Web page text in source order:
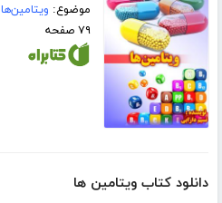
موضوع: ویتامین‌ها
۷۹ صفحه
دانلود کتاب ویتامین ها